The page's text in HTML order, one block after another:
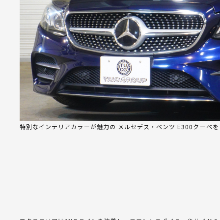
特別なインテリアカラーが魅力の メルセデス・ベンツ E300クーペ